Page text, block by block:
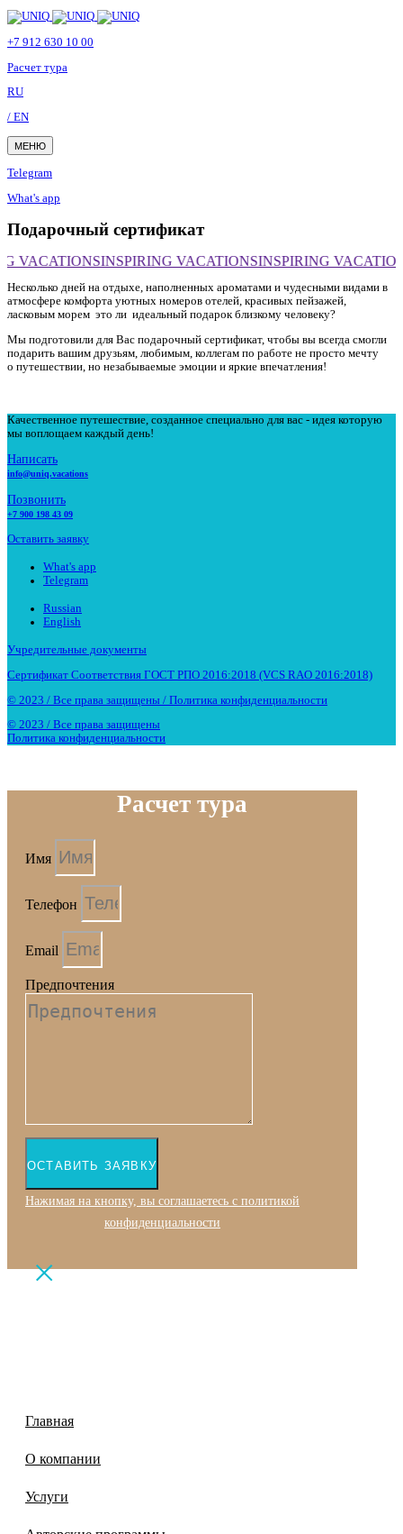
Skip
Skip
to
primary
Skip
content
+7 912 630 10 00
Расчет тура
RU
/ EN
МЕНЮ
Telegram
What's app
Подарочный сертификат
VACATIONSINSPIRING VACATIONSINSPIRING
Несколько дней на отдыхе, наполненных ароматами и чудесными видами в
атмосфере комфорта уютных номеров отелей, красивых пейзажей,
ласковым морем это ли идеальный подарок близкому человеку?
Мы подготовили для Вас подарочный сертификат, чтобы вы всегда смогли
подарить вашим друзьям, любимым, коллегам по работе не просто мечту
о путешествии, но незабываемые эмоции и яркие впечатления!
Качественное путешествие, созданное специально для вас - идея которую
мы воплощаем каждый день!
Написать
info@uniq.vacations
Позвонить
+7 900 198 43 09
Оставить заявку
What's app
Telegram
Russian
English
Учредительные документы
Сертификат Соответствия ГОСТ РПО 2016:2018 (VCS RAO 2016:2018)
© 2023 / Все права защищены / Политика конфиденциальности
© 2023 / Все права защищены
Политика конфиденциальности
Расчет тура
Имя
Телефон
Email
Предпочтения
ОСТАВИТЬ ЗАЯВКУ
Нажимая на кнопку, вы соглашаетесь с политикой
конфиденциальности
Главная
О компании
Услуги